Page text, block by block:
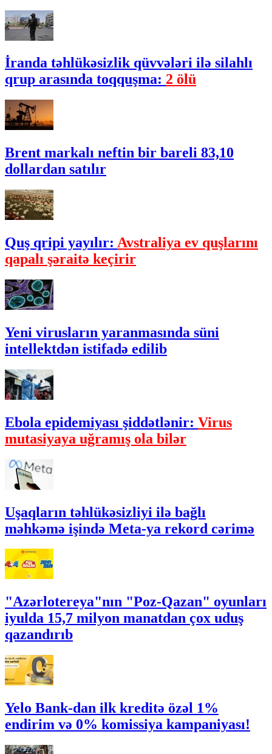
İranda təhlükəsizlik qüvvələri ilə silahlı
qrup arasında toqquşma: 2 ölü
Brent markalı neftin bir bareli 83,10
dollardan satılır
Quş qripi yayılır: Avstraliya ev quşlarını
qapalı şəraitə keçirir
Yeni virusların yaranmasında süni
intellektdən istifadə edilib
Ebola epidemiyası şiddətlənir: Virus
mutasiyaya uğramış ola bilər
Uşaqların təhlükəsizliyi ilə bağlı
məhkəmə işində Meta-ya rekord cərimə
"Azərlotereya"nın "Poz-Qazan" oyunları
iyulda 15,7 milyon manatdan çox uduş
qazandırıb
Yelo Bank-dan ilk kreditə özəl 1%
endirim və 0% komissiya kampaniyası!